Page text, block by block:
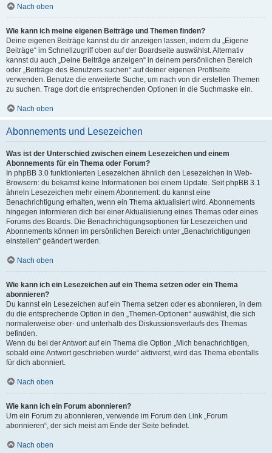
Nach oben
Wie kann ich meine eigenen Beiträge und Themen finden?
Deine eigenen Beiträge kannst du dir anzeigen lassen, indem du „Eigene
Beiträge“ im Schnellzugriff oben auf der Boardseite auswählst. Alternativ
kannst du auch „Deine Beiträge anzeigen“ in deinem persönlichen Bereich
oder „Beiträge des Benutzers suchen“ auf deiner eigenen Profilseite
verwenden. Benutze die erweiterte Suche, um nach von dir erstellen Themen
zu suchen. Trage dort die entsprechenden Optionen in die Suchmaske ein.
Nach oben
Abonnements und Lesezeichen
Was ist der Unterschied zwischen einem Lesezeichen und einem
Abonnements für ein Thema oder Forum?
In phpBB 3.0 funktionierten Lesezeichen ähnlich den Lesezeichen in Web-
Browsern: du bekamst keine Informationen bei einem Update. Seit phpBB 3.1
ähneln Lesezeichen mehr einem Abonnement: du kannst eine
Benachrichtigung erhalten, wenn ein Thema aktualisiert wird. Abonnements
hingegen informieren dich bei einer Aktualisierung eines Themas oder eines
Forums des Boards. Die Benachrichtigungsoptionen für Lesezeichen und
Abonnements können im persönlichen Bereich unter „Benachrichtigungen
einstellen“ geändert werden.
Nach oben
Wie kann ich ein Lesezeichen auf ein Thema setzen oder ein Thema
abonnieren?
Du kannst ein Lesezeichen auf ein Thema setzen oder es abonnieren, in dem
du die entsprechende Option in den „Themen-Optionen“ auswählst, die sich
normalerweise ober- und unterhalb des Diskussionsverlaufs des Themas
befinden.
Wenn du bei der Antwort auf ein Thema die Option „Mich benachrichtigen,
sobald eine Antwort geschrieben wurde“ aktivierst, wird das Thema ebenfalls
für dich abonniert.
Nach oben
Wie kann ich ein Forum abonnieren?
Um ein Forum zu abonnieren, verwende im Forum den Link „Forum
abonnieren“, der sich meist am Ende der Seite befindet.
Nach oben